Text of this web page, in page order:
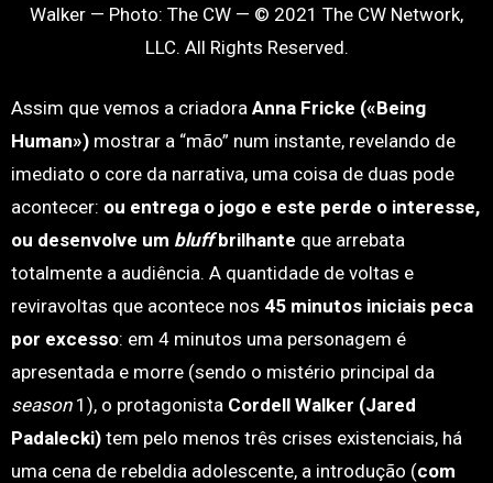
Walker — Photo: The CW — © 2021 The CW Network,
LLC. All Rights Reserved.
Assim que vemos a criadora Anna Fricke («Being
Human»)mostrar a “mão” num instante, revelando de
imediato o core da narrativa, uma coisa de duas pode
acontecer: ou entrega o jogo e este perde o interesse,
ou desenvolve um bluffbrilhante que arrebata
totalmente a audiência. A quantidade de voltas e
reviravoltas que acontece nos 45 minutos iniciais peca
por excesso: em 4 minutos uma personagem é
apresentada e morre (sendo o mistério principal da
season1), o protagonistaCordell Walker (Jared
Padalecki)tem pelo menos três crises existenciais, há
uma cena de rebeldia adolescente, a introdução (com